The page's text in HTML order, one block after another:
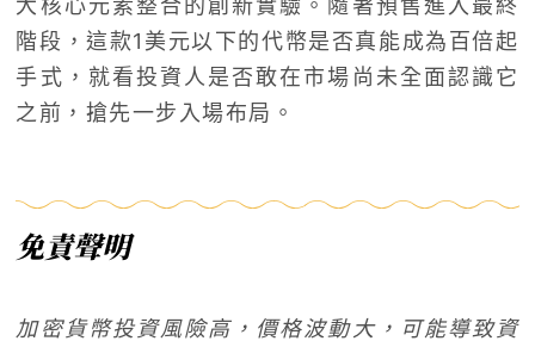
大核心元素整合的創新實驗。隨著預售進入最終
階段，這款1美元以下的代幣是否真能成為百倍起
手式，就看投資人是否敢在市場尚未全面認識它
之前，搶先一步入場布局。
免責聲明
加密貨幣投資風險高，價格波動大，可能導致資